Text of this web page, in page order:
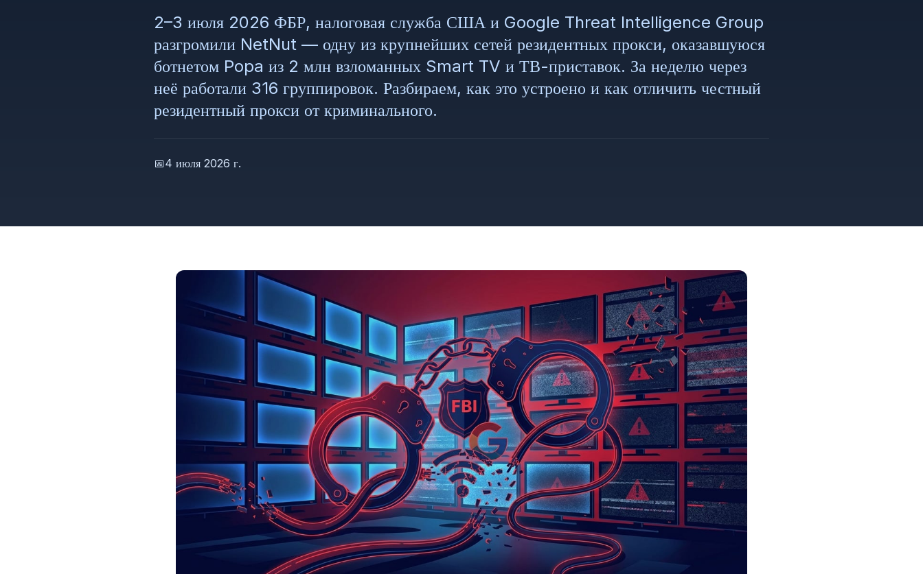
2–3 июля 2026 ФБР, налоговая служба США и Google Threat Intelligence Group
разгромили NetNut — одну из крупнейших сетей резидентных прокси, оказавшуюся
ботнетом Popa из 2 млн взломанных Smart TV и ТВ-приставок. За неделю через
неё работали 316 группировок. Разбираем, как это устроено и как отличить честный
резидентный прокси от криминального.
📅4 июля 2026 г.